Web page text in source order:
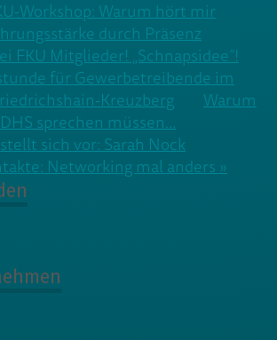
Workshop: Warum hört mir
durch Präsenz
FKU Mitglieder! „Schnapsidee“!
für Gewerbetreibende im
Kreuzberg
Warum
sprechen müssen…
sich vor: Sarah Nock
Networking mal anders »